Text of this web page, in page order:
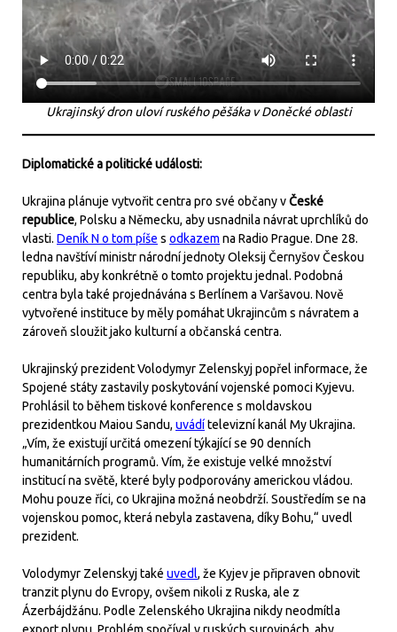
Ukrajinský dron uloví ruského pěšáka v Doněcké oblasti
Diplomatické a politické události:
Ukrajina plánuje vytvořit centra pro své občany vČeské
republice, Polsku a Německu, aby usnadnila návrat uprchlíků do
vlasti. Deník N o tom píše s odkazem na Radio Prague. Dne 28.
ledna navštíví ministr národní jednoty Oleksij Černyšov Českou
republiku, aby konkrétně o tomto projektu jednal. Podobná
centra byla také projednávána s Berlínem a Varšavou. Nově
vytvořené instituce by měly pomáhat Ukrajincům s návratem a
zároveň sloužit jako kulturní a občanská centra.
Ukrajinský prezident Volodymyr Zelenskyj popřel informace, že
Spojené státy zastavily poskytování vojenské pomoci Kyjevu.
Prohlásil to během tiskové konference s moldavskou
prezidentkou Maiou Sandu, uvádítelevizní kanál My Ukrajina.
„Vím, že existují určitá omezení týkající se 90 denních
humanitárních programů. Vím, že existuje velké množství
institucí na světě, které byly podporovány americkou vládou.
Mohu pouze říci, co Ukrajina možná neobdrží. Soustředím se na
vojenskou pomoc, která nebyla zastavena, díky Bohu,“ uvedl
prezident.
Volodymyr Zelenskyj také uvedl, že Kyjev je připraven obnovit
tranzit plynu do Evropy, ovšem nikoli z Ruska, ale z
Ázerbájdžánu. Podle Zelenského Ukrajina nikdy neodmítla
export plynu. Problém spočíval v ruských surovinách, aby